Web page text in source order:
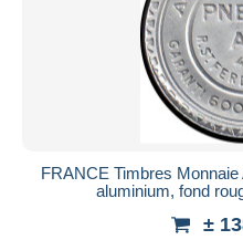
FRANCE Timbres
aluminium, fond
±